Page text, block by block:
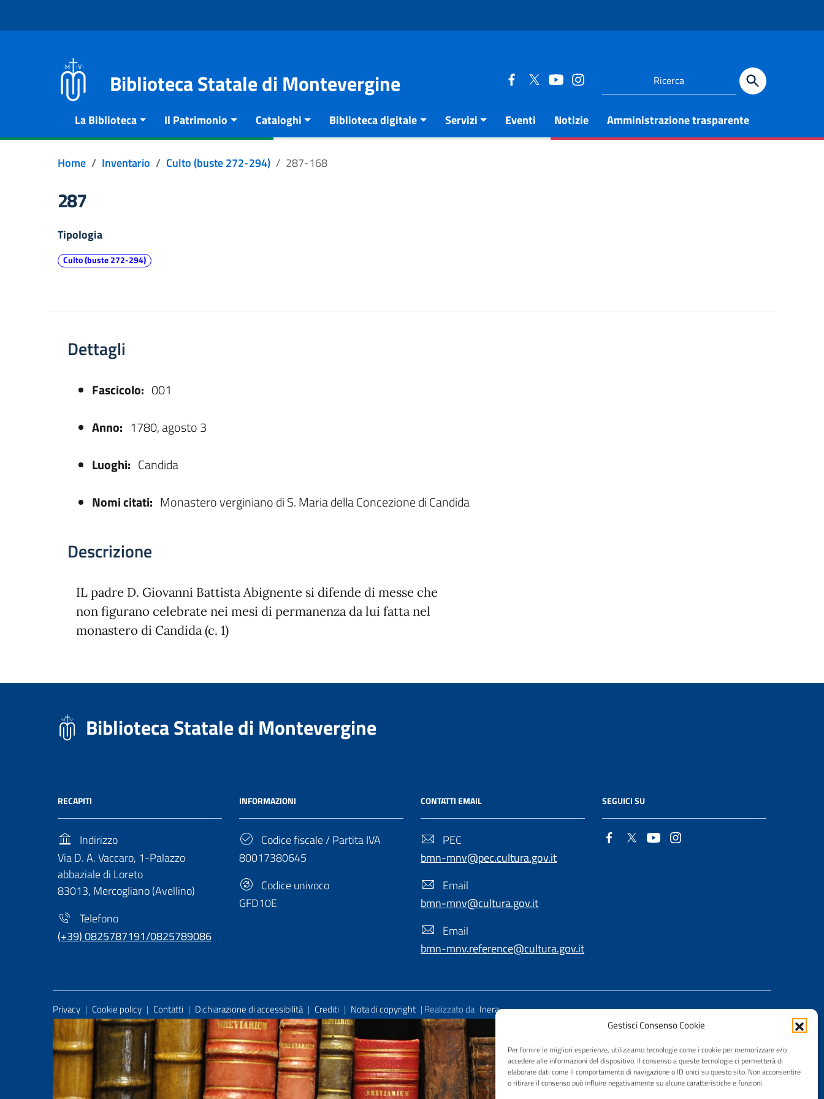
Gestisci Consenso Cookie
Per fornire le migliori esperienze, utilizziamo tecnologie come i cookie per memorizzare e/o
accedere alle informazioni del dispositivo. Il consenso a queste tecnologie ci permetterà di
elaborare dati come il comportamento di navigazione o ID unici su questo sito. Non acconsentire
o ritirare il consenso può influire negativamente su alcune caratteristiche e funzioni.
Biblioteca Statale di Montevergine
La Biblioteca Il Patrimonio Cataloghi Biblioteca digitale Servizi Eventi Notizie Amministrazione trasparente
Home Inventario Culto (buste 272-294) 287-168
287
Tipologia
Culto (buste 272-294)
Dettagli
Fascicolo: 001
Anno: 1780, agosto 3
Luoghi: Candida
Nomi citati: Monastero verginiano di S. Maria della Concezione di Candida
Descrizione
IL padre D. Giovanni Battista Abignente si difende di messe che
non figurano celebrate nei mesi di permanenza da lui fatta nel
monastero di Candida (c. 1)
Biblioteca Statale di Montevergine
RECAPITI
Indirizzo
Via D. A. Vaccaro, 1-Palazzo
abbaziale di Loreto
83013, Mercogliano (Avellino)
Telefono
(+39) 0825787191/0825789086
INFORMAZIONI
Codice fiscale / Partita IVA
80017380645
Codice univoco
GFD10E
CONTATTI EMAIL
PEC
bmn-mnv@pec.cultura.gov.it
Email
bmn-mnv@cultura.gov.it
Email
bmn-mnv.reference@cultura.gov.it
SEGUICI SU
Useful Links Section
Privacy | Cookie policy | Contatti | Dichiarazione di accessibilità | Crediti | Nota di copyright | Realizzato da Inera